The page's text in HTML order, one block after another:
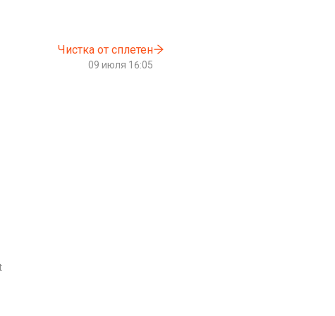
Чистка от сплетен
09 июля 16:05